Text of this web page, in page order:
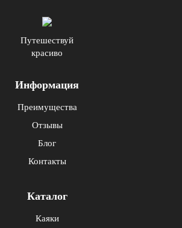
Путешествуй
красиво
Информация
Преимущества
Отзывы
Блог
Контакты
Каталог
Каяки